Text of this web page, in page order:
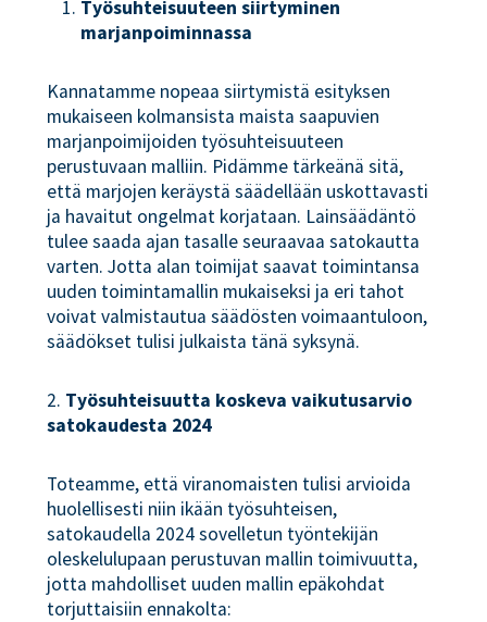
Työsuhteisuuteen siirtyminen
marjanpoiminnassa
Kannatamme nopeaa siirtymistä esityksen
mukaiseen kolmansista maista saapuvien
marjanpoimijoiden työsuhteisuuteen
perustuvaan malliin. Pidämme tärkeänä sitä,
että marjojen keräystä säädellään uskottavasti
ja havaitut ongelmat korjataan. Lainsäädäntö
tulee saada ajan tasalle seuraavaa satokautta
varten. Jotta alan toimijat saavat toimintansa
uuden toimintamallin mukaiseksi ja eri tahot
voivat valmistautua säädösten voimaantuloon,
säädökset tulisi julkaista tänä syksynä.
2. Työsuhteisuutta koskeva vaikutusarvio
satokaudesta 2024
Toteamme, että viranomaisten tulisi arvioida
huolellisesti niin ikään työsuhteisen,
satokaudella 2024 sovelletun työntekijän
oleskelulupaan perustuvan mallin toimivuutta,
jotta mahdolliset uuden mallin epäkohdat
torjuttaisiin ennakolta: